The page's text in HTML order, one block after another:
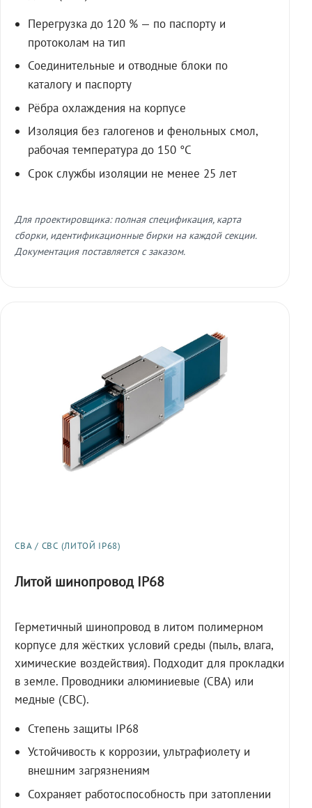
Перегрузка до 120 % — по паспорту и
протоколам на тип
Соединительные и отводные блоки по
каталогу и паспорту
Рёбра охлаждения на корпусе
Изоляция без галогенов и фенольных смол,
рабочая температура до 150 °C
Срок службы изоляции не менее 25 лет
Для проектировщика: полная спецификация, карта
сборки, идентификационные бирки на каждой секции.
Документация поставляется с заказом.
СВА / СВС (ЛИТОЙ IP68)
Литой шинопровод IP68
Герметичный шинопровод в литом полимерном
корпусе для жёстких условий среды (пыль, влага,
химические воздействия). Подходит для прокладки
в земле. Проводники алюминиевые (СВА) или
медные (СВС).
Степень защиты IP68
Устойчивость к коррозии, ультрафиолету и
внешним загрязнениям
Сохраняет работоспособность при затоплении